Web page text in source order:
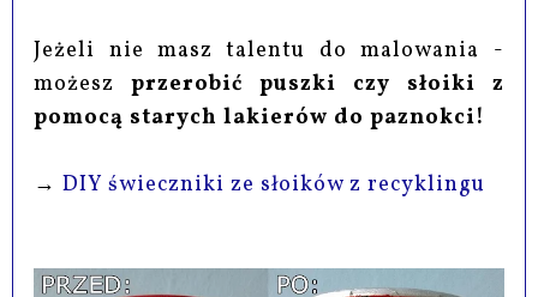
Jeżeli nie masz talentu do malowania -
możesz przerobić puszki czy słoiki z
pomocą starych lakierów do paznokci!
→DIY świeczniki ze słoików z recyklingu